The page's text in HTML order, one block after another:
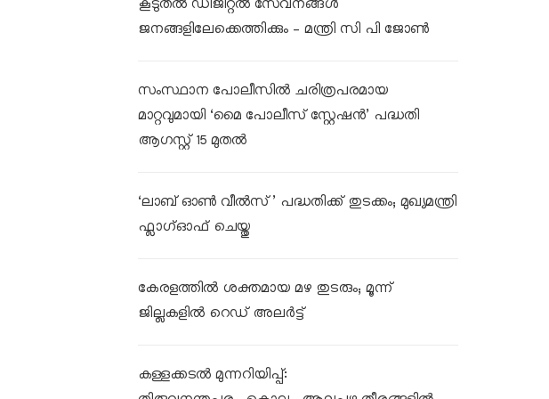
കൂടുതൽ ഡിജിറ്റൽ സേവനങ്ങൾ
ജനങ്ങളിലേക്കെത്തിക്കും – മന്ത്രി സി പി ജോൺ
സംസ്ഥാന പോലീസിൽ ചരിത്രപരമായ
മാറ്റവുമായി ‘മൈ പോലീസ് സ്റ്റേഷൻ’ പദ്ധതി
ആഗസ്റ്റ് 15 മുതൽ
‘ലാബ് ഓൺ വീൽസ്’ പദ്ധതിക്ക് തുടക്കം; മുഖ്യമന്ത്രി
ഫ്ലാഗ്ഓഫ് ചെയ്തു
കേരളത്തിൽ ശക്തമായ മഴ തുടരും; മൂന്ന്
ജില്ലകളിൽ റെഡ് അലർട്ട്
കള്ളക്കടൽ മുന്നറിയിപ്പ്: